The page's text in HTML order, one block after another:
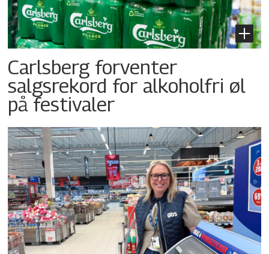
Carlsberg forventer
salgsrekord for alkoholfri øl
på festivaler